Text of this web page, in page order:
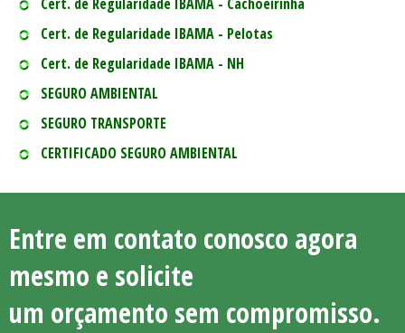
Cert. de Regularidade IBAMA - Cachoeirinha
Cert. de Regularidade IBAMA - Pelotas
Cert. de Regularidade IBAMA - NH
SEGURO AMBIENTAL
SEGURO TRANSPORTE
CERTIFICADO SEGURO AMBIENTAL
Entre em contato conosco agora
mesmo e solicite
um orçamento sem compromisso.